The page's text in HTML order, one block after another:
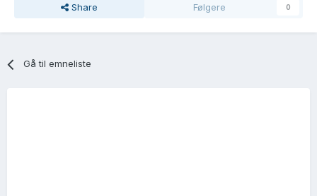
Share Følgere 0
Gå til emneliste